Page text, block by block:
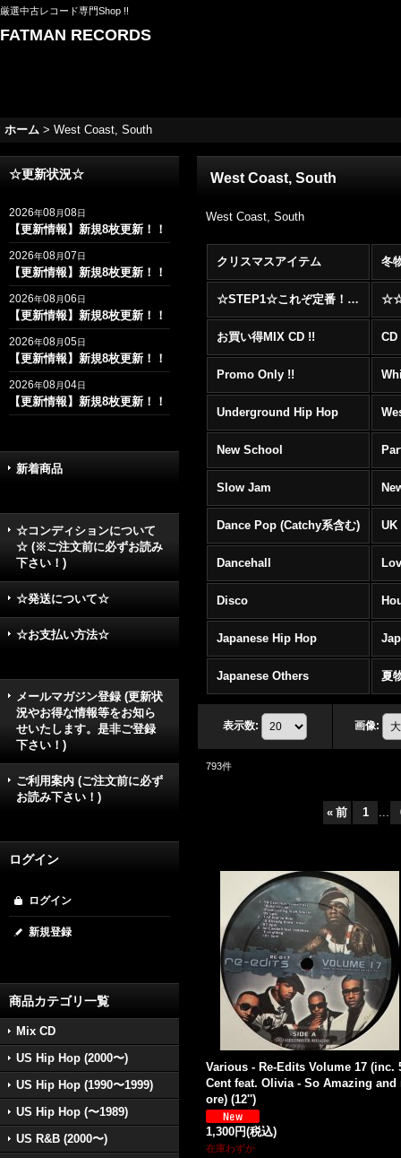
厳選中古レコード専門Shop !!
FATMAN RECORDS
ホーム > West Coast, South
☆更新状況☆
2026年08月08日
【更新情報】新規8枚更新！！
2026年08月07日
【更新情報】新規8枚更新！！
2026年08月06日
【更新情報】新規8枚更新！！
2026年08月05日
【更新情報】新規8枚更新！！
2026年08月04日
【更新情報】新規8枚更新！！
新着商品
☆コンディションについて
☆ (※ご注文前に必ずお読み
下さい！)
☆発送について☆
☆お支払い方法☆
メールマガジン登録 (更新状
況やお得な情報等をお知ら
せいたします。是非ご登録
下さい！)
ご利用案内 (ご注文前に必ず
お読み下さい！)
ログイン
ログイン
新規登録
商品カテゴリ一覧
Mix CD
US Hip Hop (2000〜)
US Hip Hop (1990〜1999)
US Hip Hop (〜1989)
US R&B (2000〜)
West Coast, South
West Coast, South
クリスマスアイテム 冬
☆STEP1☆これぞ定番！！まずはここから！2000年代R&BフロアヒットBest 100 !!!
お買い得MIX CD !!
Promo Only !!
Underground Hip Hop
New School
Slow Jam
Dance Pop (Catchy系含む) UK
Dancehall
Disco
Japanese Hip Hop
Japanese Others 夏
表示数: 画像:
793件
« 前 1 ...
Various - Re-Edits Volume 17 (inc.
Cent feat. Olivia - So Amazing and
ore) (12'')
1,300円(税込)
在庫わずか